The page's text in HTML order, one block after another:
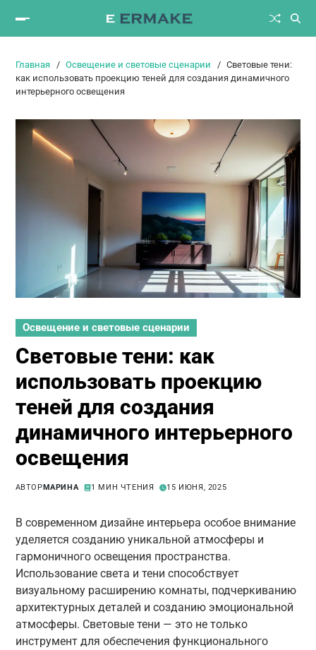
Главная Освещение и световые сценарии
Световые тени:
как использовать проекцию теней для создания динамичного
интерьерного освещения
Освещение и световые сценарии
Световые тени: как
использовать проекцию
теней для создания
динамичного интерьерного
освещения
АВТОРМАРИНА 1 МИН ЧТЕНИЯ 15 ИЮНЯ, 2025
В современном дизайне интерьера особое внимание
уделяется созданию уникальной атмосферы и
гармоничного освещения пространства.
Использование света и тени способствует
визуальному расширению комнаты, подчеркиванию
архитектурных деталей и созданию эмоциональной
атмосферы. Световые тени — это не только
инструмент для обеспечения функционального